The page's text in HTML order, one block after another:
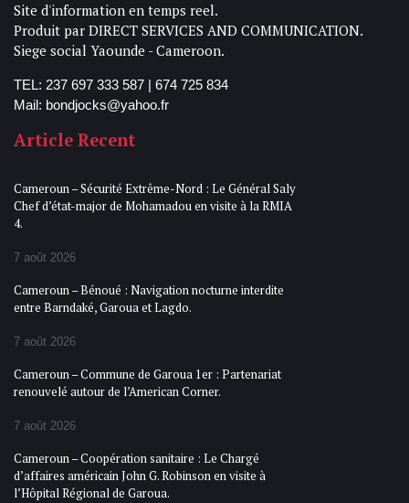
Site d'information en temps reel.
Produit par DIRECT SERVICES AND COMMUNICATION.
Siege social Yaounde - Cameroon.
TEL: 237 697 333 587 | 674 725 834
Mail: bondjocks@yahoo.fr
Article Recent
Cameroun – Sécurité Extrême-Nord : Le Général Saly
Chef d’état-major de Mohamadou en visite à la RMIA
4.
7 août 2026
Cameroun – Bénoué : Navigation nocturne interdite
entre Barndaké, Garoua et Lagdo.
7 août 2026
Cameroun – Commune de Garoua 1er : Partenariat
renouvelé autour de l’American Corner.
7 août 2026
Cameroun – Coopération sanitaire : Le Chargé
d’affaires américain John G. Robinson en visite à
l’Hôpital Régional de Garoua.